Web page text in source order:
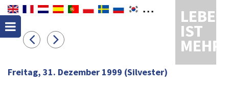
LEBEN
IST
MEHR
Freitag, 31. Dezember 1999 (Silvester)